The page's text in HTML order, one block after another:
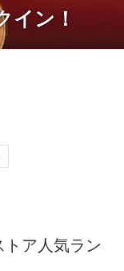
イン！
トア人気ラン